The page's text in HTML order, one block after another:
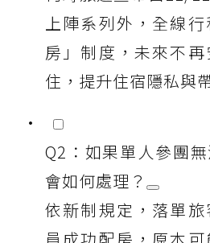
上陣系列外，全線
房」制度，未來不
住，提升住宿隱私與
Q2：如果單人參團
會如何處理？
依新制規定，落單